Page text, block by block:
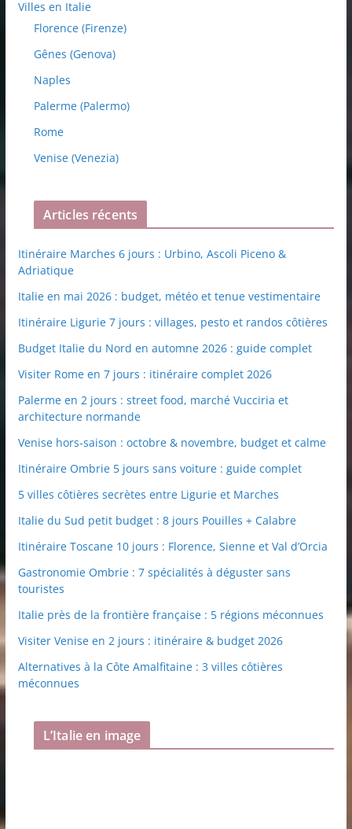
Villes en Italie
Florence (Firenze)
Gênes (Genova)
Naples
Palerme (Palermo)
Rome
Venise (Venezia)
Articles récents
Itinéraire Marches 6 jours : Urbino, Ascoli Piceno &
Adriatique
Italie en mai 2026 : budget, météo et tenue vestimentaire
Itinéraire Ligurie 7 jours : villages, pesto et randos côtières
Budget Italie du Nord en automne 2026 : guide complet
Visiter Rome en 7 jours : itinéraire complet 2026
Palerme en 2 jours : street food, marché Vucciria et
architecture normande
Venise hors-saison : octobre & novembre, budget et calme
Itinéraire Ombrie 5 jours sans voiture : guide complet
5 villes côtières secrètes entre Ligurie et Marches
Italie du Sud petit budget : 8 jours Pouilles + Calabre
Itinéraire Toscane 10 jours : Florence, Sienne et Val d’Orcia
Gastronomie Ombrie : 7 spécialités à déguster sans
touristes
Italie près de la frontière française : 5 régions méconnues
Visiter Venise en 2 jours : itinéraire & budget 2026
Alternatives à la Côte Amalfitaine : 3 villes côtières
méconnues
L’Italie en image